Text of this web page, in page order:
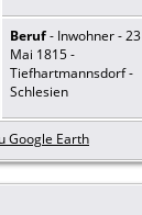
Beruf- Inwohner - 23
Mai 1815 -
Tiefhartmannsdorf -
Schlesien
Google Earth